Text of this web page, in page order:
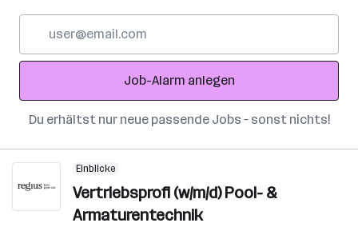
Adresse
Job-Alarm anlegen
Du erhältst nur neue passende Jobs – sonst nichts!
Einblicke
Vertriebsprofi (w/m/d) Pool- &
Armaturentechnik